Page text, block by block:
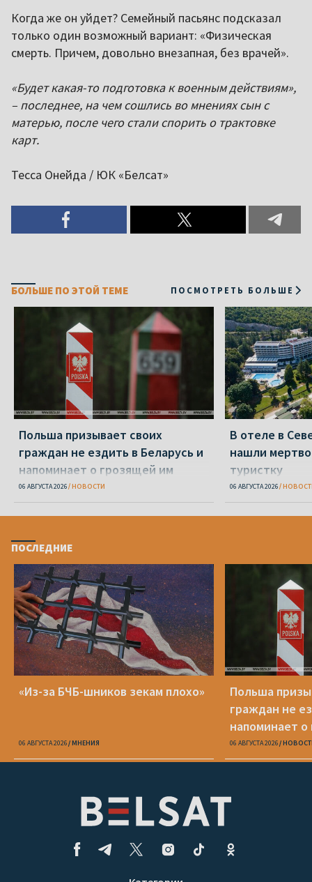
Когда же он уйдет? Семейный пасьянс подсказал
только один возможный вариант: «Физическая
смерть. Причем, довольно внезапная, без врачей».
«Будет какая-то подготовка к военным действиям»,
– последнее, на чем сошлись во мнениях сын с
матерью, после чего стали спорить о трактовке
карт.
Тесса Онейда / ЮК «Белсат»
БОЛЬШЕ ПО ЭТОЙ ТЕМЕ ПОСМОТРЕТЬ БОЛЬШЕ
Польша призывает своих
граждан не ездить в Беларусь и
напоминает о грозящей им
опасности
06 АВГУСТА 2026 НОВОСТИ
В отеле в
нашли
туристку
06 АВГУСТА 2026
ПОСЛЕДНИЕ
«Из-за БЧБ-шников зекам плохо»
06 АВГУСТА 2026 МНЕНИЯ
Польша
граждан не
напоминает
опасности
06 АВГУСТА 2026